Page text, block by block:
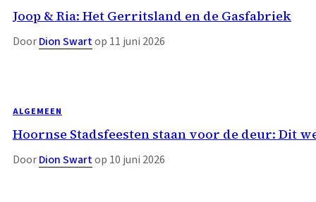
Joop & Ria: Het Gerritsland en de Gasfabriek
DoorDion Swartop 11 juni 2026
ALGEMEEN
Hoornse Stadsfeesten staan voor de deur: Dit
DoorDion Swartop 10 juni 2026